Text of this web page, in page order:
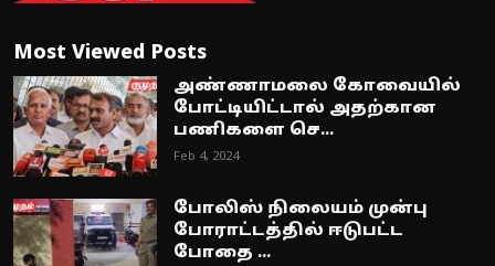
Most Viewed Posts
அண்ணாமலை கோவையில்
போட்டியிட்டால் அதற்கான
பணிகளை செ...
Feb 4, 2024
போலிஸ் நிலையம் முன்பு
போராட்டத்தில் ஈடுபட்ட
போதை ...